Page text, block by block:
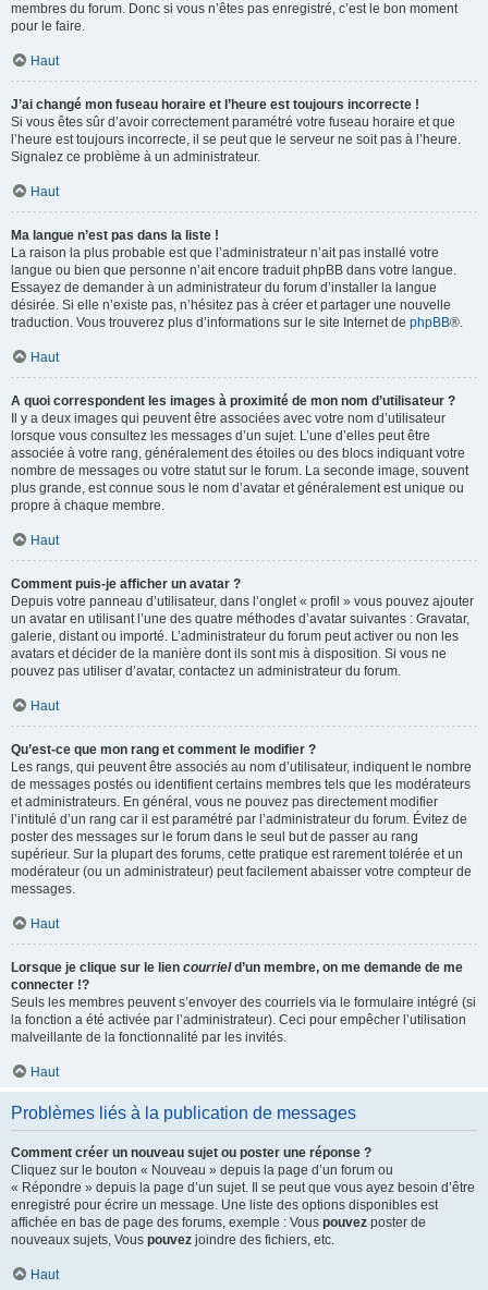
membres du forum. Donc si vous n’êtes pas enregistré, c’est le bon moment
pour le faire.
Haut
J’ai changé mon fuseau horaire et l’heure est toujours incorrecte !
Si vous êtes sûr d’avoir correctement paramétré votre fuseau horaire et que
l’heure est toujours incorrecte, il se peut que le serveur ne soit pas à l’heure.
Signalez ce problème à un administrateur.
Haut
Ma langue n’est pas dans la liste !
La raison la plus probable est que l’administrateur n’ait pas installé votre
langue ou bien que personne n’ait encore traduit phpBB dans votre langue.
Essayez de demander à un administrateur du forum d’installer la langue
désirée. Si elle n’existe pas, n’hésitez pas à créer et partager une nouvelle
traduction. Vous trouverez plus d’informations sur le site Internet de phpBB®.
Haut
A quoi correspondent les images à proximité de mon nom d’utilisateur ?
Il y a deux images qui peuvent être associées avec votre nom d’utilisateur
lorsque vous consultez les messages d’un sujet. L’une d’elles peut être
associée à votre rang, généralement des étoiles ou des blocs indiquant votre
nombre de messages ou votre statut sur le forum. La seconde image, souvent
plus grande, est connue sous le nom d’avatar et généralement est unique ou
propre à chaque membre.
Haut
Comment puis-je afficher un avatar ?
Depuis votre panneau d’utilisateur, dans l’onglet « profil » vous pouvez ajouter
un avatar en utilisant l’une des quatre méthodes d’avatar suivantes : Gravatar,
galerie, distant ou importé. L’administrateur du forum peut activer ou non les
avatars et décider de la manière dont ils sont mis à disposition. Si vous ne
pouvez pas utiliser d’avatar, contactez un administrateur du forum.
Haut
Qu’est-ce que mon rang et comment le modifier ?
Les rangs, qui peuvent être associés au nom d’utilisateur, indiquent le nombre
de messages postés ou identifient certains membres tels que les modérateurs
et administrateurs. En général, vous ne pouvez pas directement modifier
l’intitulé d’un rang car il est paramétré par l’administrateur du forum. Évitez de
poster des messages sur le forum dans le seul but de passer au rang
supérieur. Sur la plupart des forums, cette pratique est rarement tolérée et un
modérateur (ou un administrateur) peut facilement abaisser votre compteur de
messages.
Haut
Lorsque je clique sur le lien courrield’un membre, on me demande de me
connecter !?
Seuls les membres peuvent s’envoyer des courriels via le formulaire intégré (si
la fonction a été activée par l’administrateur). Ceci pour empêcher l’utilisation
malveillante de la fonctionnalité par les invités.
Haut
Problèmes liés à la publication de messages
Comment créer un nouveau sujet ou poster une réponse ?
Cliquez sur le bouton « Nouveau » depuis la page d’un forum ou
« Répondre » depuis la page d’un sujet. Il se peut que vous ayez besoin d’être
enregistré pour écrire un message. Une liste des options disponibles est
affichée en bas de page des forums, exemple : Vous pouvez poster de
nouveaux sujets, Vous pouvez joindre des fichiers, etc.
Haut